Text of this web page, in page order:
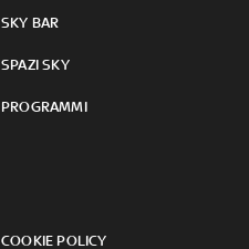
SKY BAR
SPAZI SKY
PROGRAMMI
COOKIE POLICY